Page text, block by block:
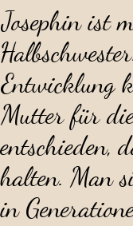
Josephin ist
Entwicklung
Mutter für
entschieden,
halten. Man
in